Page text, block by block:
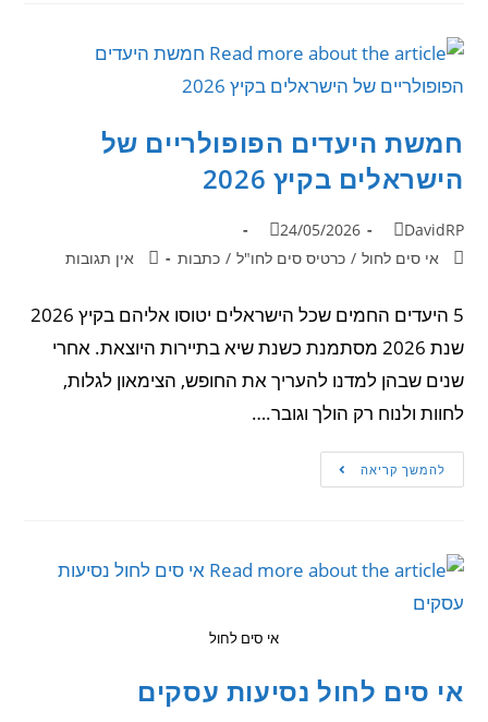
חמשת היעדים הפופולריים של
הישראלים בקיץ 2026
DavidRP
24/05/2026
אי סים לחול / כרטיס סים לחו"ל / כתבות אין תגובות
5 היעדים החמים שכל הישראלים יטוסו אליהם בקיץ 2026
שנת 2026 מסתמנת כשנת שיא בתיירות היוצאת. אחרי
שנים שבהן למדנו להעריך את החופש, הצימאון לגלות,
לחוות ולנוח רק הולך וגובר.…
להמשך קריאה
אי סים לחול
אי סים לחול נסיעות עסקים